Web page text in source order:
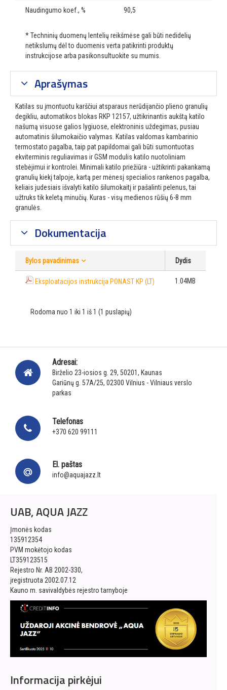
Naudingumo koef., % 90,5
* Techninių duomenų lentelių reikšmėse gali būti nedidelių
netikslumų dėl to duomenis verta patikrinti produktų
instrukcijose arba pasikonsultuokite su mumis.
Aprašymas
Katilas su įmontuotu karščiui atsparaus nerūdijančio plieno granulių
degikliu, automatikos blokas RKP 12157, užtikrinantis aukštą katilo
našumą visuose galios lygiuose, elektroninis uždegimas, pusiau
automatinis šilumokaičio valymas. Katilas valdomas kambarinio
termostato pagalba, taip pat papildomai gali būti sumontuotas
ekviterminis reguliavimas ir GSM modulis katilo nuotoliniam
stebėjimui ir kontrolei. Minimali katilo priežiūra - užtikrinti pakankamą
granulių kiekį talpoje, kartą per mėnesį specialios rankenos pagalba,
keliais judesiais išvalyti katilo šilumokaitį ir pašalinti pelenus, tai
užtruks tik keletą minučių. Kuras - visų medienos rūšių 6-8 mm
granulės.
Dokumentacija
Bylos pavadinimas Dydis
Eksploatacijos instrukcija PONAST KP (LT) 1.04MB
Rodoma nuo 1 iki 1 iš 1 (1 puslapių)
Adresai:
Birželio 23-iosios g. 29, 50201, Kaunas
Gariūnų g. 57A/25, 02300 Vilnius - Vilniaus verslo
parkas
Telefonas
+370 620 99111
El. paštas
info@aquajazz.lt
UAB, AQUA JAZZ
Įmonės kodas
135912354
PVM mokėtojo kodas
LT359123515
Rejestro Nr. AB 2002-330,
įregistruota 2002.07.12
Kauno m. savivaldybės rejestro tarnyboje
Informacija pirkėjui